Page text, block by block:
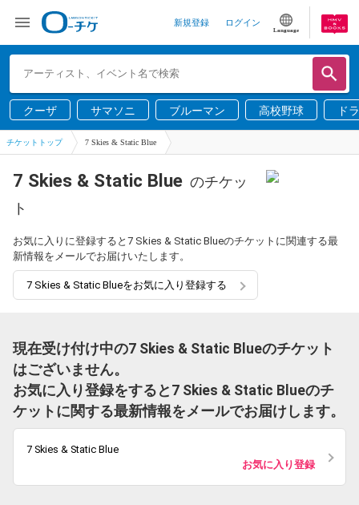
新規登録 ログイン
Language
クーザ サマソニ ブルーマン 高校野球 ド
チケットトップ 7 Skies & Static Blue
7 Skies & Static Blue のチケッ
ト
お気に入りに登録すると7 Skies & Static Blueのチケットに関連する最
新情報をメールでお届けいたします。
7 Skies & Static Blueをお気に入り登録する
現在受け付け中の7 Skies & Static Blueのチケット
はございません。
お気に入り登録をすると7 Skies & Static Blueのチ
ケットに関する最新情報をメールでお届けします。
7 Skies & Static Blue
お気に入り登録